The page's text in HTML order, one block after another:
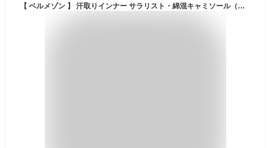
【 ベルメゾン 】 汗取りインナー サラリスト・綿混キャミソール（大汗さん）◆ S M L LL 3L ◆◇ 汗取りインナー レディース 女性 インナー 肌着 キャミソール キャミ インナーシャツ ノースリーブ 大汗 脇汗 汗取り 春夏 夏 防臭 ◇